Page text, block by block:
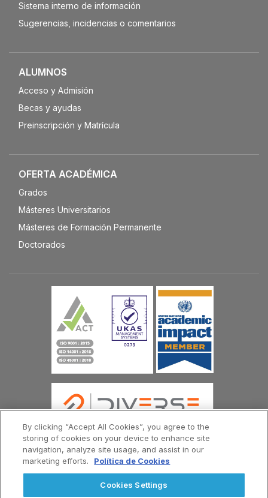
Sistema interno de información
Sugerencias, incidencias o comentarios
ALUMNOS
Acceso y Admisión
Becas y ayudas
Preinscripción y Matrícula
OFERTA ACADÉMICA
Grados
Másteres Universitarios
Másteres de Formación Permanente
Doctorados
© Copyright Universidad Europea del Atlántico 2026
Contáctenos
Términos y Condiciones
By clicking “Accept All Cookies”, you agree to the
storing of cookies on your device to enhance site
navigation, analyze site usage, and assist in our
marketing efforts.
Política de Cookies
Cookies Settings